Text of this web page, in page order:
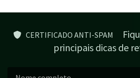
CERTIFICADO ANTI-SPAM
principais dicas de